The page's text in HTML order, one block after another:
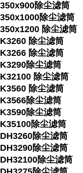
350x900除尘滤筒
350x1000除尘滤筒
350x1200 除尘滤筒
K3260 除尘滤筒
K3266 除尘滤筒
K3290除尘滤筒
K32100 除尘滤筒
K3560 除尘滤筒
K3566除尘滤筒
K3590除尘滤筒
K35100除尘滤筒
DH3260除尘滤筒
DH3290除尘滤筒
DH32100除尘滤筒